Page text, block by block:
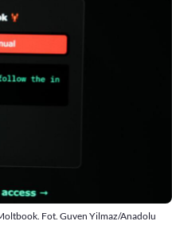
Fot. Guven Yilmaz/Anadolu